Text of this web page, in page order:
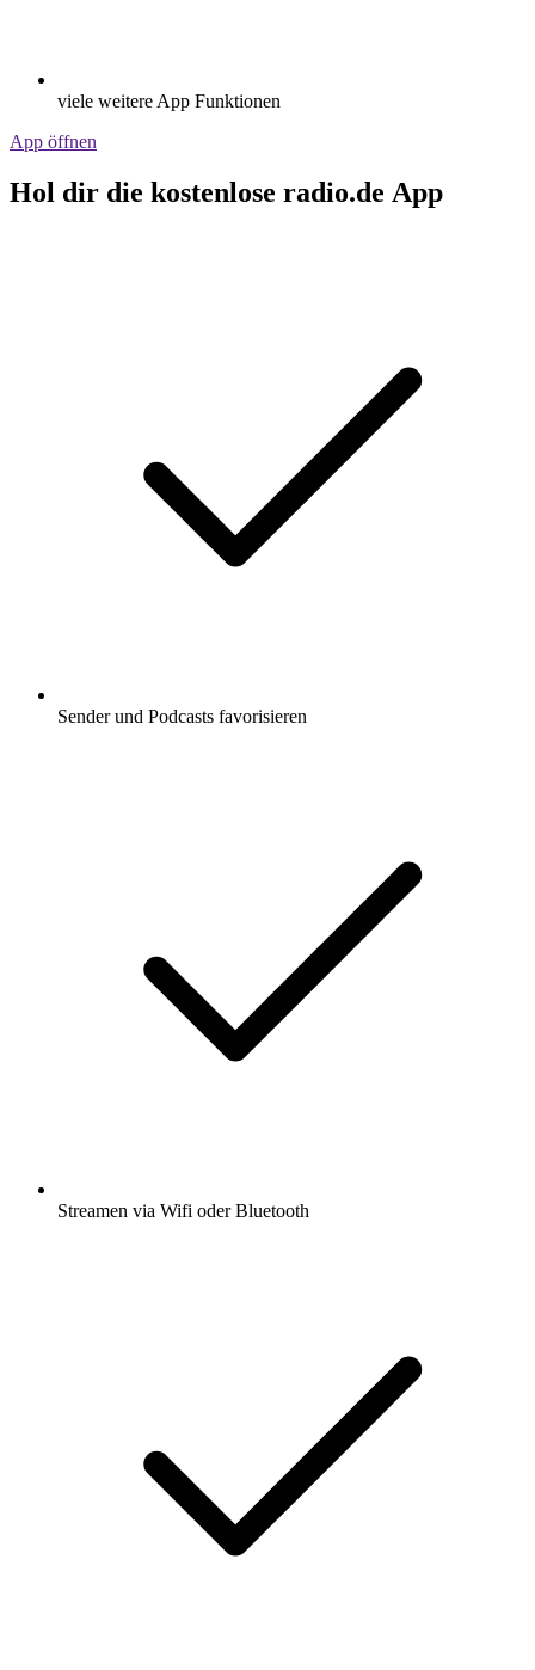
viele weitere App Funktionen
App öffnen
Hol dir die kostenlose radio.de App
Sender und Podcasts favorisieren
Streamen via Wifi oder Bluetooth